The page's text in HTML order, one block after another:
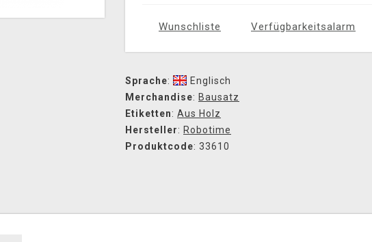
Wunschliste Verfügbarkeitsalarm
Sprache:
Englisch
Merchandise: Bausatz
Etiketten: Aus Holz
Hersteller: Robotime
Produktcode: 33610